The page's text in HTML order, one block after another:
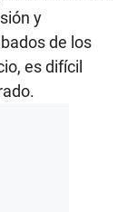
y
de los
es difícil